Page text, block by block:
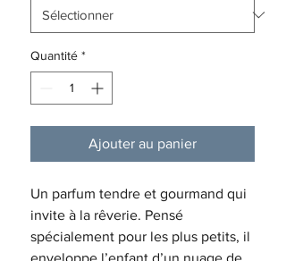
Quantité *
Ajouter au panier
Un parfum tendre et gourmand qui
invite à la rêverie. Pensé
spécialement pour les plus petits, il
enveloppe l’enfant d’un nuage de